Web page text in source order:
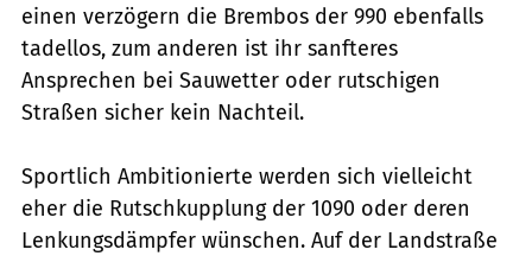
einen verzögern die Brembos der 990 ebenfalls
tadellos, zum anderen ist ihr sanfteres
Ansprechen bei Sauwetter oder rutschigen
Straßen sicher kein Nachteil.
Sportlich Ambitionierte werden sich vielleicht
eher die Rutschkupplung der 1090 oder deren
Lenkungsdämpfer wünschen. Auf der Landstraße